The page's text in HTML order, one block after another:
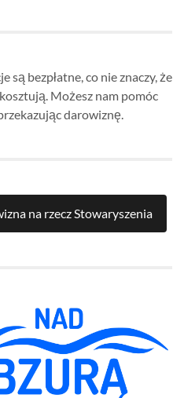
są bezpłatne, co nie znaczy, że
Możesz nam pomóc
darowiznę.
na rzecz Stowaryszenia